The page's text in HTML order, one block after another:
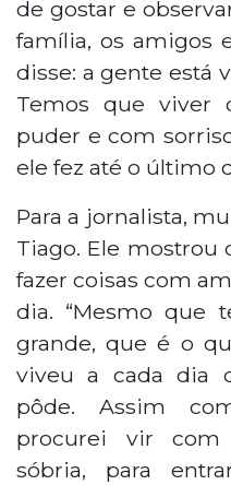
de gostar e
família, os amigos
disse: a gente está
Temos que viver
puder e com
ele fez até o último
Para a jornalista,
Tiago. Ele mostrou
fazer coisas com
dia. “Mesmo que
grande, que é o
viveu a cada dia
pôde. Assim
procurei vir
sóbria, para